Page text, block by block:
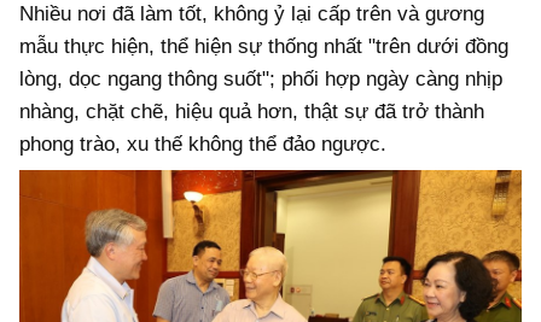
Nhiều nơi đã làm tốt, không ỷ lại cấp trên và gương
mẫu thực hiện, thể hiện sự thống nhất "trên dưới đồng
lòng, dọc ngang thông suốt"; phối hợp ngày càng nhịp
nhàng, chặt chẽ, hiệu quả hơn, thật sự đã trở thành
phong trào, xu thế không thể đảo ngược.